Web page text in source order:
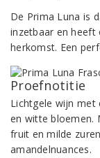
De Prima Luna is
inzetbaar en heeft
herkomst. Een
Proefnotitie
Lichtgele wijn met
en witte bloemen.
fruit en milde
amandelnuances.